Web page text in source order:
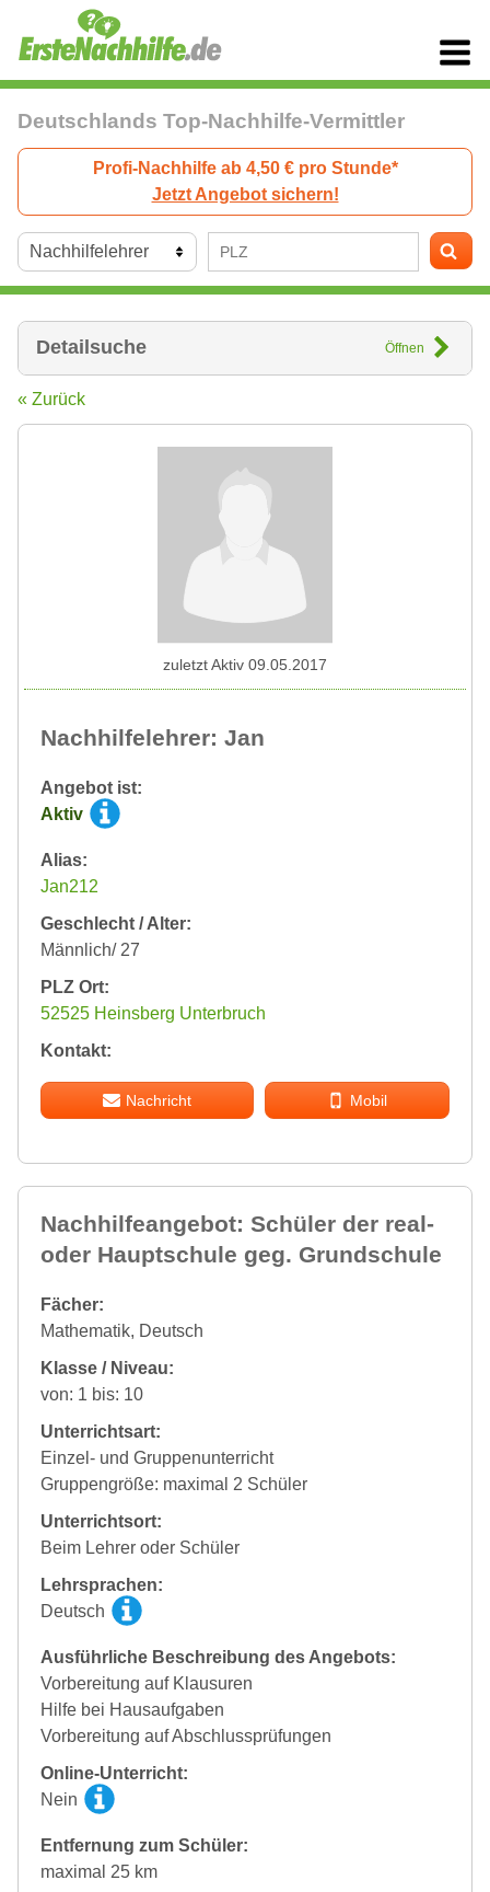
Deutschlands Top-Nachhilfe-Vermittler
Profi-Nachhilfe ab 4,50 € pro Stunde*
Jetzt Angebot sichern!
Detailsuche Öffnen
« Zurück
Nachhilfelehrer: Jan
Angebot ist:
Aktiv
Alias:
Jan212
Geschlecht / Alter:
Männlich/ 27
PLZ Ort:
52525 Heinsberg Unterbruch
Kontakt:
Nachricht Mobil
zuletzt Aktiv 09.05.2017
Nachhilfeangebot: Schüler der real-
oder Hauptschule geg. Grundschule
Fächer:
Mathematik, Deutsch
Klasse / Niveau:
von: 1 bis: 10
Unterrichtsart:
Einzel- und Gruppenunterricht
Gruppengröße: maximal 2 Schüler
Unterrichtsort:
Beim Lehrer oder Schüler
Lehrsprachen:
Deutsch
Ausführliche Beschreibung des Angebots:
Vorbereitung auf Klausuren
Hilfe bei Hausaufgaben
Vorbereitung auf Abschlussprüfungen
Online-Unterricht:
Nein
Entfernung zum Schüler:
maximal 25 km